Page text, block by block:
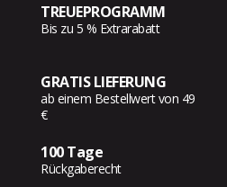
TREUEPROGRAMM
Bis zu 5 % Extrarabatt
GRATIS LIEFERUNG
ab einem Bestellwert von 49
€
100 Tage
Rückgaberecht